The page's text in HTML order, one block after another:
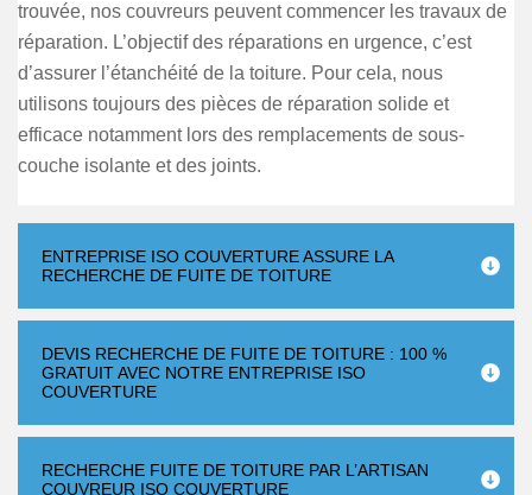
trouvée, nos couvreurs peuvent commencer les travaux de
réparation. L’objectif des réparations en urgence, c’est
d’assurer l’étanchéité de la toiture. Pour cela, nous
utilisons toujours des pièces de réparation solide et
efficace notamment lors des remplacements de sous-
couche isolante et des joints.
ENTREPRISE ISO COUVERTURE ASSURE LA
RECHERCHE DE FUITE DE TOITURE
DEVIS RECHERCHE DE FUITE DE TOITURE : 100 %
GRATUIT AVEC NOTRE ENTREPRISE ISO
COUVERTURE
RECHERCHE FUITE DE TOITURE PAR L’ARTISAN
COUVREUR ISO COUVERTURE